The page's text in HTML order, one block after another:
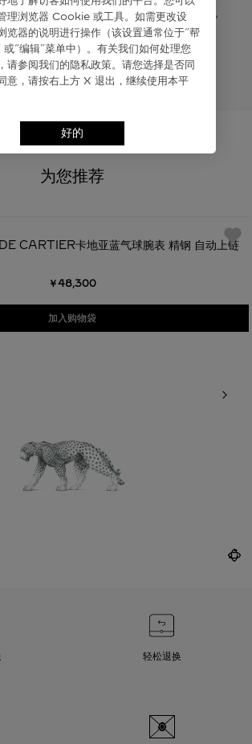
服务。您有权在签收之日起30天内申请退货。
为您推荐
BALLON BLEU DE CARTIER卡地亚蓝气球腕表 精钢 自动上链
￥48,300
加入购物袋
轻松退换
理浏览器 Cookie 或⼯具。如需更改设
览器的说明进⾏操作（该设置通常位于“帮
或“编辑”菜单中）。有关我们如何处理您
请参阅我们的隐私政策。请您选择是否同
意，请按右上⽅ X 退出，继续使⽤本平
好的